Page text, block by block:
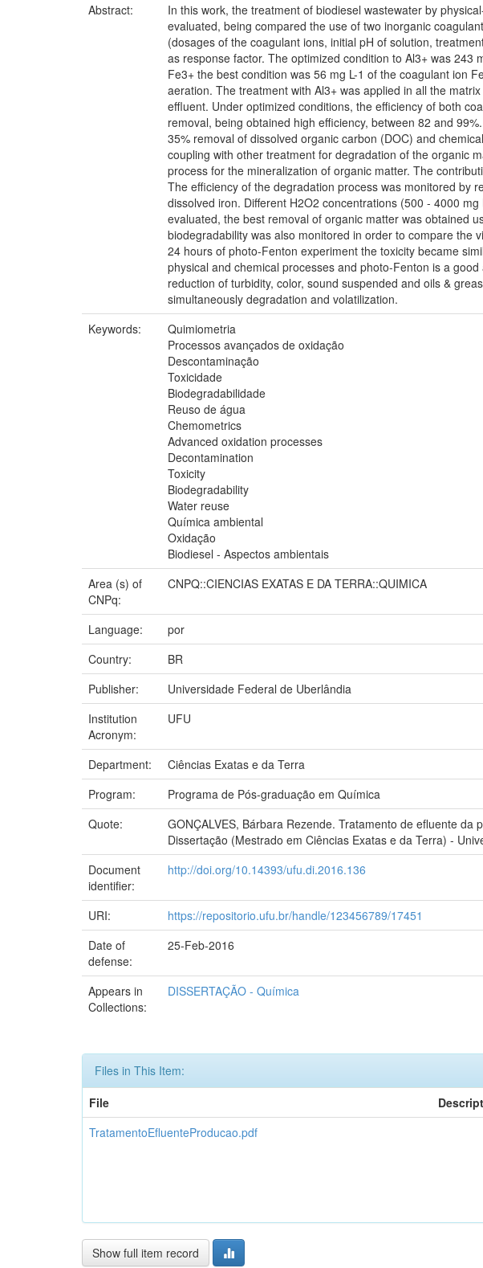
Abstract:
In this work, the treatment of biodiesel wastewater by
evaluated, being compared the use of two inorganic
(dosages of the coagulant ions, initial pH of solution,
as response factor. The optimized condition to Al3+ was
Fe3+ the best condition was 56 mg L-1 of the coagulant ion
aeration. The treatment with Al3+ was applied in all the
effluent. Under optimized conditions, the efficiency of both
removal, being obtained high efficiency, between 82 and
35% removal of dissolved organic carbon (DOC) and
coupling with other treatment for degradation of the organic
process for the mineralization of organic matter. The
The efficiency of the degradation process was monitored by
dissolved iron. Different H2O2 concentrations (500 - 4000
evaluated, the best removal of organic matter was obtained
biodegradability was also monitored in order to compare the
24 hours of photo-Fenton experiment the toxicity became
physical and chemical processes and photo-Fenton is a
reduction of turbidity, color, sound suspended and oils &
simultaneously degradation and volatilization.
Keywords:
Quimiometria
Processos avançados de oxidação
Descontaminação
Toxicidade
Biodegradabilidade
Reuso de água
Chemometrics
Advanced oxidation processes
Decontamination
Toxicity
Biodegradability
Water reuse
Química ambiental
Oxidação
Biodiesel - Aspectos ambientais
Area (s) of
CNPq:
CNPQ::CIENCIAS EXATAS E DA TERRA::QUIMICA
Language:
por
Country:
BR
Publisher:
Universidade Federal de Uberlândia
Institution
Acronym:
UFU
Department:
Ciências Exatas e da Terra
Program:
Programa de Pós-graduação em Química
Quote:
GONÇALVES, Bárbara Rezende. Tratamento de efluente
Dissertação (Mestrado em Ciências Exatas e da Terra) -
Document
identifier:
http://doi.org/10.14393/ufu.di.2016.136
URI:
https://repositorio.ufu.br/handle/123456789/17451
Date of
defense:
25-Feb-2016
Appears in
Collections:
DISSERTAÇÃO - Química
Files in This Item:
File
TratamentoEfluenteProducao.pdf
Show full item record